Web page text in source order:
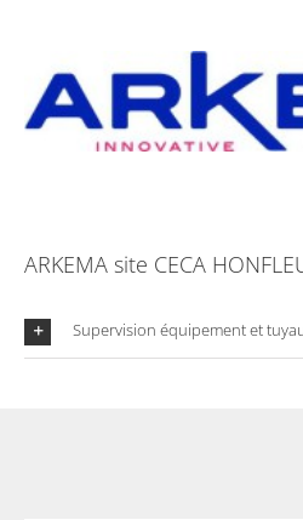
ARKEMA site CECA
Supervision équipement et